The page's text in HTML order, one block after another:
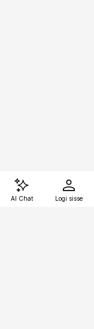
AI Chat Logi sisse